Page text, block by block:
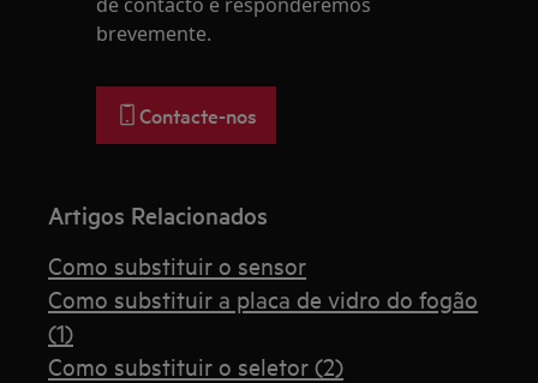
brevemente.
Contacte-nos
Artigos Relacionados
Como substituir o sensor
Como substituir a placa de vidro do fogão
(1)
Como substituir o seletor (2)